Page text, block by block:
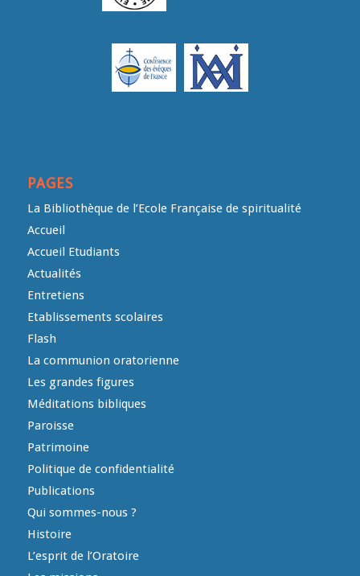
PAGES
La Bibliothèque de l’Ecole Française de spiritualité
Accueil
Accueil Etudiants
Actualités
Entretiens
Etablissements scolaires
Flash
La communion oratorienne
Les grandes figures
Méditations bibliques
Paroisse
Patrimoine
Politique de confidentialité
Publications
Qui sommes-nous ?
Histoire
L’esprit de l’Oratoire